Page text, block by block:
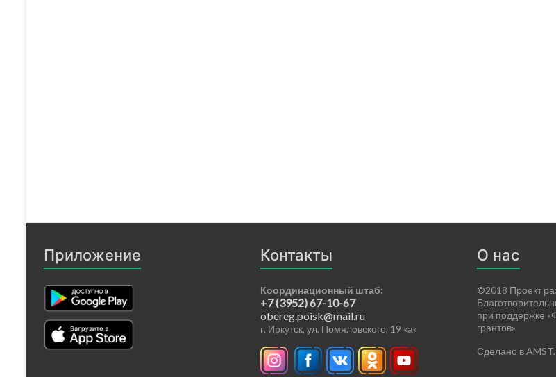
Приложение Контакты
Координационный штаб:
+7 (3952) 67-10-67
obereg.poisk@mail.ru
г. Иркутск, ул. Помяловского, 19 «а»
О нас
©2018 Проект
при поддержке
грантов»
Сделано в